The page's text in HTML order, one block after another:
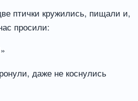
птички кружились, пищали и,
просили:
даже не коснулись